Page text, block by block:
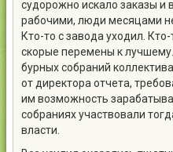
судорожно искало заказы и
рабочими, люди месяцами
Кто-то с завода уходил.
скорые перемены к
бурных собраний
от директора отчета,
им возможность
собраниях участвовали
власти.